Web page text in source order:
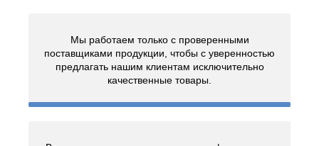
Мы работаем только с проверенными
поставщиками продукции, чтобы с уверенностью
предлагать нашим клиентам исключительно
качественные товары.